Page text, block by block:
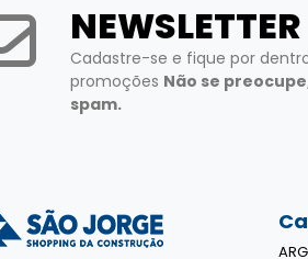
NEWSLETTER
Cadastre-se e fique por
promoções Não se
spam.